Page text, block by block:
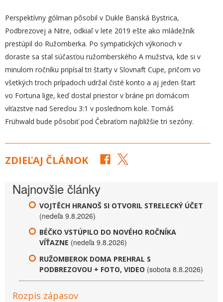
Perspektívny gólman pôsobil v Dukle Banská Bystrica,
Podbrezovej a Nitre, odkiaľ v lete 2019 ešte ako mládežník
prestúpil do Ružomberka. Po sympatických výkonoch v
doraste sa stal súčasťou ružomberského A mužstva, kde si v
minulom ročníku pripísal tri štarty v Slovnaft Cupe, pričom vo
všetkých troch prípadoch udržal čisté konto a aj jeden štart
vo Fortuna lige, keď dostal priestor v bráne pri domácom
víťazstve nad Sereďou 3:1 v poslednom kole. Tomáš
Frühwald bude pôsobiť pod Čebraťom najbližšie tri sezóny.
ZDIEĽAJ ČLÁNOK
Najnovšie články
VOJTĚCH HRANOŠ SI OTVORIL STRELECKÝ ÚČET
(nedeľa 9.8.2026)
BÉČKO VSTÚPILO DO NOVÉHO ROČNÍKA
VÍŤAZNE (nedeľa 9.8.2026)
RUŽOMBEROK DOMA PREHRAL S
PODBREZOVOU + FOTO, VIDEO (sobota 8.8.2026)
Rozpis zápasov